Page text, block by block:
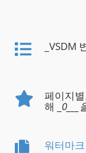
_VSDM
페이지
해 _ 0___
워터마크